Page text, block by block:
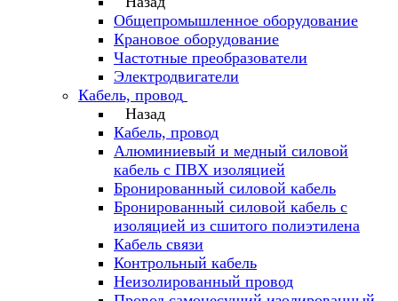
Общепромышленное оборудование
Крановое оборудование
Частотные преобразователи
Электродвигатели
Кабель, провод
Назад
Кабель, провод
Алюминиевый и медный силовой
кабель с ПВХ изоляцией
Бронированный силовой кабель
Бронированный силовой кабель с
изоляцией из сшитого полиэтилена
Кабель связи
Контрольный кабель
Неизолированный провод